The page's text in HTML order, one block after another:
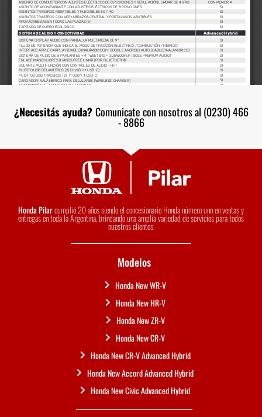
¿Necesitás ayuda? Comunicate con nosotros al (0230) 466
- 8866
Honda Pilarcumplió 20 años siendo el concesionario Honda número uno en ventas y
entregas en toda la Argentina, brindando una amplia variedad de servicios para todos
nuestros clientes.
Modelos
Honda New WR-V
Honda New HR-V
Honda New ZR-V
Honda New CR-V
Honda New CR-V Advanced Hybrid
Honda New Accord Advanced Hybrid
Honda New Civic Advanced Hybrid